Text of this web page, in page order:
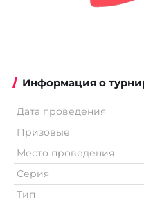
Информация о
Дата проведения
Призовые
Место проведения
Серия
Тип